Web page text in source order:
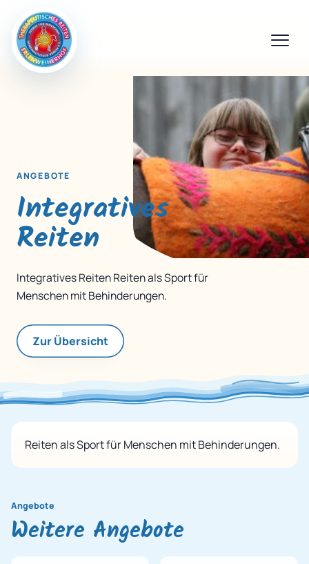
ANGEBOTE
Integratives
Reiten
Integratives Reiten Reiten als Sport für
Menschen mit Behinderungen.
Zur Übersicht
Reiten als Sport für Menschen mit Behinderungen.
Angebote
Weitere Angebote